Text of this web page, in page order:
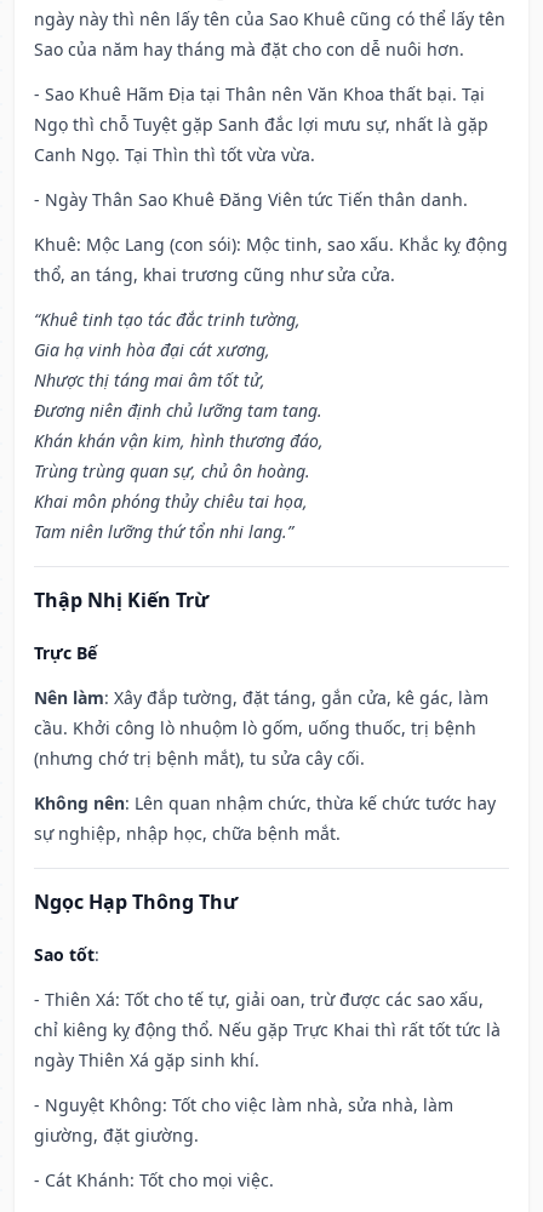
ngày này thì nên lấy tên của Sao Khuê cũng có thể lấy tên
Sao của năm hay tháng mà đặt cho con dễ nuôi hơn.
- Sao Khuê Hãm Địa tại Thân nên Văn Khoa thất bại. Tại
Ngọ thì chỗ Tuyệt gặp Sanh đắc lợi mưu sự, nhất là gặp
Canh Ngọ. Tại Thìn thì tốt vừa vừa.
- Ngày Thân Sao Khuê Đăng Viên tức Tiến thân danh.
Khuê: Mộc Lang (con sói): Mộc tinh, sao xấu. Khắc kỵ động
thổ, an táng, khai trương cũng như sửa cửa.
“Khuê tinh tạo tác đắc trinh tường,
Gia hạ vinh hòa đại cát xương,
Nhược thị táng mai âm tốt tử,
Đương niên định chủ lưỡng tam tang.
Khán khán vận kim, hình thương đáo,
Trùng trùng quan sự, chủ ôn hoàng.
Khai môn phóng thủy chiêu tai họa,
Tam niên lưỡng thứ tổn nhi lang.”
Thập Nhị Kiến Trừ
Trực Bế
Nên làm: Xây đắp tường, đặt táng, gắn cửa, kê gác, làm
cầu. Khởi công lò nhuộm lò gốm, uống thuốc, trị bệnh
(nhưng chớ trị bệnh mắt), tu sửa cây cối.
Không nên: Lên quan nhậm chức, thừa kế chức tước hay
sự nghiệp, nhập học, chữa bệnh mắt.
Ngọc Hạp Thông Thư
Sao tốt:
- Thiên Xá: Tốt cho tế tự, giải oan, trừ được các sao xấu,
chỉ kiêng kỵ động thổ. Nếu gặp Trực Khai thì rất tốt tức là
ngày Thiên Xá gặp sinh khí.
- Nguyệt Không: Tốt cho việc làm nhà, sửa nhà, làm
giường, đặt giường.
- Cát Khánh: Tốt cho mọi việc.